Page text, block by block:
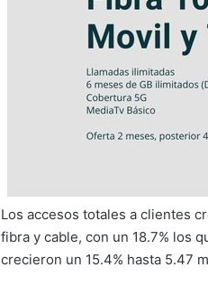
Los accesos totales a clientes
fibra y cable, con un 18.7% los
crecieron un 15.4% hasta 5.47